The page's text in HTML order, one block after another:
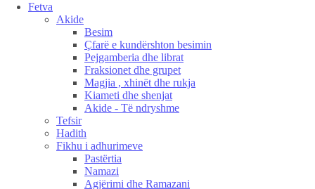
Fetva
Akide
Besim
Çfarë e kundërshton besimin
Pejgamberia dhe librat
Fraksionet dhe grupet
Magjia , xhinët dhe rukja
Kiameti dhe shenjat
Akide - Të ndryshme
Tefsir
Hadith
Fikhu i adhurimeve
Pastërtia
Namazi
Agjërimi dhe Ramazani